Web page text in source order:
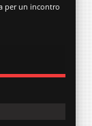
per un incontro